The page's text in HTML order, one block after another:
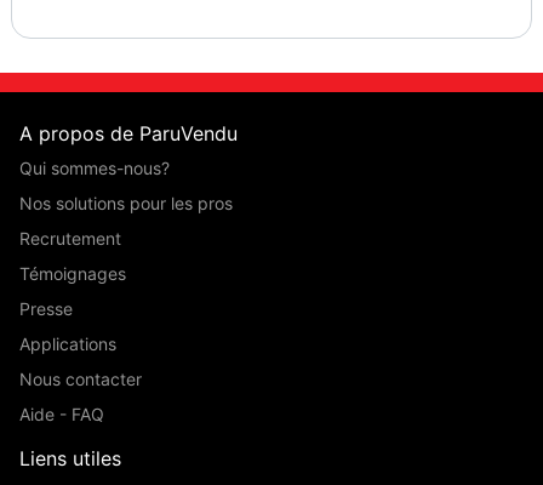
A propos de ParuVendu
Qui sommes-nous?
Nos solutions pour les pros
Recrutement
Témoignages
Presse
Applications
Nous contacter
Aide - FAQ
Liens utiles